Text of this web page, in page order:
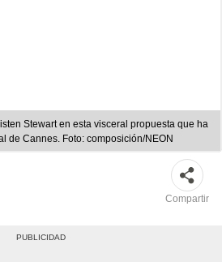
Stewart en esta visceral propuesta que ha
de Cannes. Foto: composición/NEON
Compartir